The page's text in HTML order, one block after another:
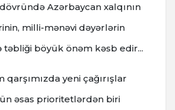
Azərbaycan xalqının
milli-mənəvi dəyərlərin
təbliği böyük önəm kəsb edir...
qarşımızda yeni çağırışlar
əsas prioritetlərdən biri